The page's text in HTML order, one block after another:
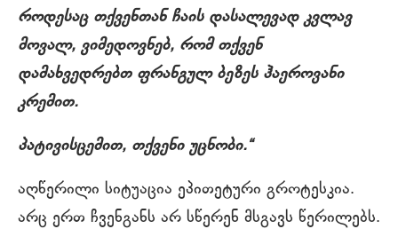
როდესაც თქვენთან ჩაის დასალევად კვლავ
მოვალ, ვიმედოვნებ, რომ თქვენ
დამახვედრებთ ფრანგულ ბეზეს ჰაეროვანი
კრემით.
პატივისცემით, თქვენი უცნობი.“
აღწერილი სიტუაცია ეპითეტური გროტესკია.
არც ერთ ჩვენგანს არ სწერენ მსგავს წერილებს.